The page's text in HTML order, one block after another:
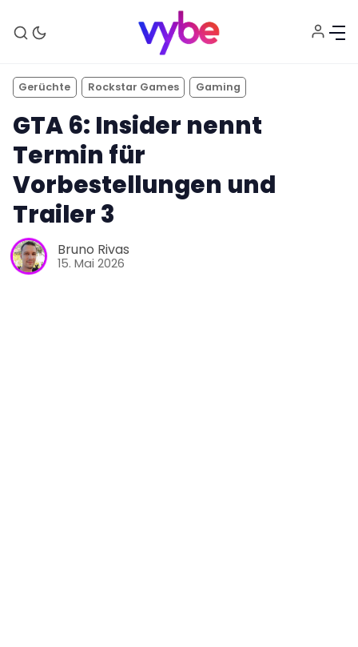
Gerüchte Rockstar Games Gaming
GTA 6: Insider nennt
Termin für
Vorbestellungen und
Trailer 3
Bruno Rivas
15. Mai 2026